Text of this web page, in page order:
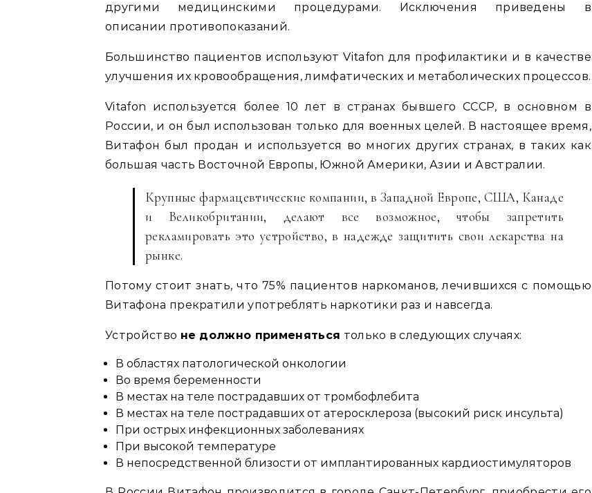
другими медицинскими процедурами. Исключения приведены в
описании противопоказаний.
Большинство пациентов используют Vitafon для профилактики и в качестве
улучшения их кровообращения, лимфатических и метаболических процессов.
Vitafon используется более 10 лет в странах бывшего СССР, в основном в
России, и он был использован только для военных целей. В настоящее время,
Витафон был продан и используется во многих других странах, в таких как
большая часть Восточной Европы, Южной Америки, Азии и Австралии.
Крупные фармацевтические компании, в Западной Европе, США, Канаде
и Великобритании, делают все возможное, чтобы запретить
рекламировать это устройство, в надежде защитить свои лекарства на
рынке.
Потому стоит знать, что 75% пациентов наркоманов, лечившихся с помощью
Витафона прекратили употреблять наркотики раз и навсегда.
Устройство не должно применяться только в следующих случаях:
В областях патологической онкологии
Во время беременности
В местах на теле пострадавших от тромбофлебита
В местах на теле пострадавших от атеросклероза (высокий риск инсульта)
При острых инфекционных заболеваниях
При высокой температуре
В непосредственной близости от имплантированных кардиостимуляторов